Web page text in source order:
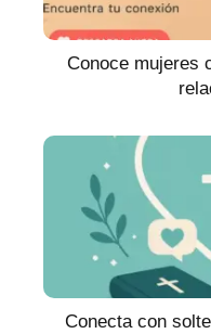
Conoce mujeres
Conecta con